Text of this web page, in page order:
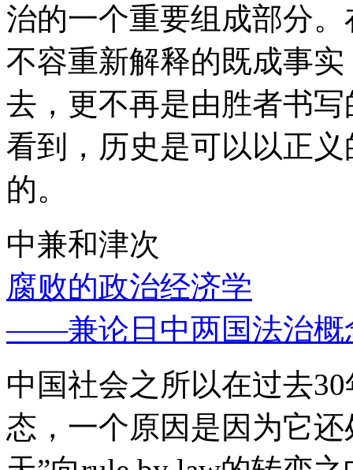
治的一个重要组成部分
不容重新解释的既成事
去，更不再是由胜者书
看到，历史是可以以正
的。
中兼和津次
腐败的政治经济学
——兼论日中两国法治概
中国社会之所以在过去
态，一个原因是因为它